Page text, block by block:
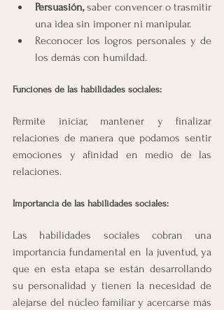
Persuasión, saber convencer o trasmitir
una idea sin imponer ni manipular.
Reconocer los logros personales y de
los demás con humildad.
Funciones de las habilidades sociales:
Permite iniciar, mantener y finalizar
relaciones de manera que podamos sentir
emociones y afinidad en medio de las
relaciones.
Importancia de las habilidades sociales:
Las habilidades sociales cobran una
importancia fundamental en la juventud, ya
que en esta etapa se están desarrollando
su personalidad y tienen la necesidad de
alejarse del núcleo familiar y acercarse más